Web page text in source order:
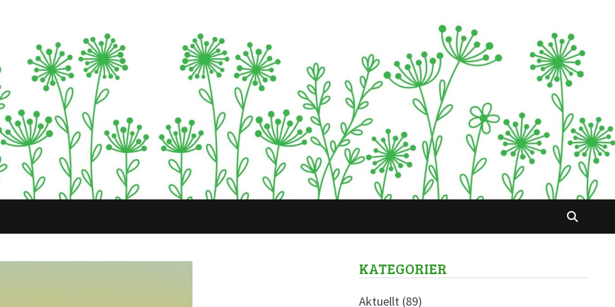
KATEGORIER
Aktuellt(89)